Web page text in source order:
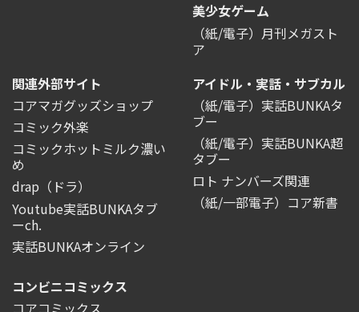
美少女ゲーム
（紙/電子）月刊メガスト
ア
関連外部サイト
コアマガグッズショップ
コミック外楽
コミックホットミルク濃い
め
drap（ドラ）
Youtube実話BUNKAタブ
ーch.
実話BUNKAオンライン
アイドル・実話・サブカル
（紙/電子）実話BUNKAタ
ブー
（紙/電子）実話BUNKA超
タブー
ロト ナンバーズ関連
（紙/一部電子）コア新書
コンビニコミックス
コアコミックス